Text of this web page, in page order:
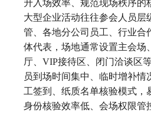
升入场效率、规范现场秩序的
大型企业活动往往参会人员层
管、各地分公司员工、行业合
体代表，场地通常设置主会场
厅、VIP接待区、闭门洽谈区
员到场时间集中、临时增补情
工签到、纸质名单核验模式，
身份核验效率低、会场权限管